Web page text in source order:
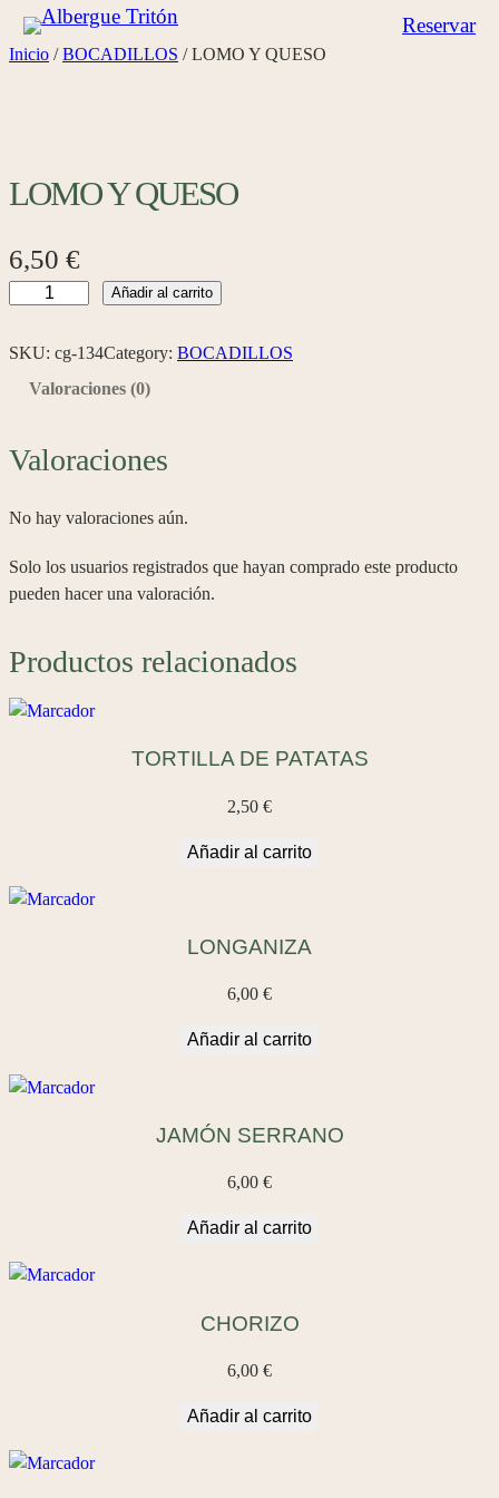
Saltar
al
Reservar
Inicio /BOCADILLOS / LOMO Y QUESO
LOMO Y QUESO
6,50 €
M
U
c
a
i
d
a
Añadir al carrito
SKU: cg-134Category: BOCADILLOS
Valoraciones (0)
Valoraciones
No hay valoraciones aún.
Solo los usuarios registrados que hayan comprado este producto
pueden hacer una valoración.
Productos relacionados
TORTILLA DE PATATAS
2,50 €
Añadir al carrito
LONGANIZA
6,00 €
Añadir al carrito
JAMÓN SERRANO
6,00 €
Añadir al carrito
CHORIZO
6,00 €
Añadir al carrito